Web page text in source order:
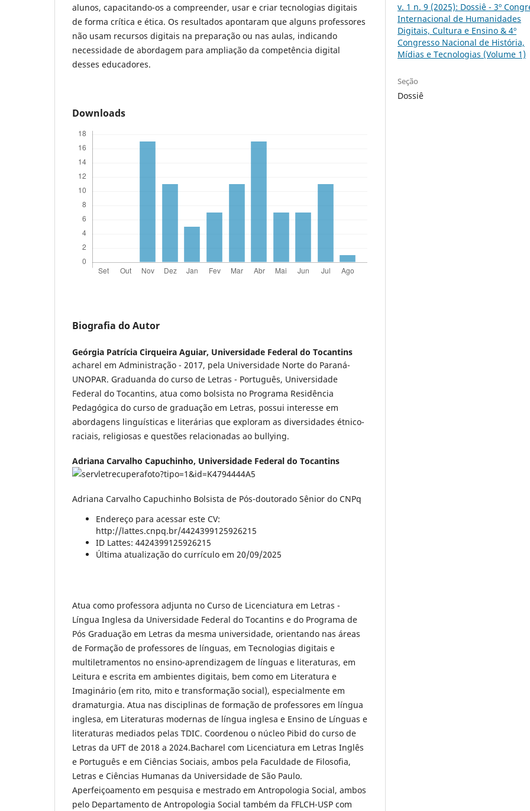
alunos, capacitando-os a compreender, usar e criar tecnologias digitais
de forma crítica e ética. Os resultados apontaram que alguns professores
não usam recursos digitais na preparação ou nas aulas, indicando
necessidade de abordagem para ampliação da competência digital
desses educadores.
Downloads
Biografia do Autor
Geórgia Patrícia Cirqueira Aguiar, Universidade Federal do Tocantins
acharel em Administração - 2017, pela Universidade Norte do Paraná-
UNOPAR. Graduanda do curso de Letras - Português, Universidade
Federal do Tocantins, atua como bolsista no Programa Residência
Pedagógica do curso de graduação em Letras, possui interesse em
abordagens linguísticas e literárias que exploram as diversidades étnico-
raciais, religiosas e questões relacionadas ao bullying.
Adriana Carvalho Capuchinho, Universidade Federal do Tocantins
Adriana Carvalho Capuchinho Bolsista de Pós-doutorado Sênior do CNPq
Endereço para acessar este CV:
http://lattes.cnpq.br/4424399125926215
ID Lattes: 4424399125926215
Última atualização do currículo em 20/09/2025
Atua como professora adjunta no Curso de Licenciatura em Letras -
Língua Inglesa da Universidade Federal do Tocantins e do Programa de
Pós Graduação em Letras da mesma universidade, orientando nas áreas
de Formação de professores de línguas, em Tecnologias digitais e
multiletramentos no ensino-aprendizagem de línguas e literaturas, em
Leitura e escrita em ambientes digitais, bem como em Literatura e
Imaginário (em rito, mito e transformação social), especialmente em
dramaturgia. Atua nas disciplinas de formação de professores em língua
inglesa, em Literaturas modernas de língua inglesa e Ensino de Línguas e
literaturas mediados pelas TDIC. Coordenou o núcleo Pibid do curso de
Letras da UFT de 2018 a 2024.Bacharel com Licenciatura em Letras Inglês
e Português e em Ciências Sociais, ambos pela Faculdade de Filosofia,
Letras e Ciências Humanas da Universidade de São Paulo.
Aperfeiçoamento em pesquisa e mestrado em Antropologia Social, ambos
pelo Departamento de Antropologia Social também da FFLCH-USP com
v. 1 n. 9 (2025): Dossiê - 3º
Internacional de Humanidades
Digitais, Cultura e Ensino & 4º
Congresso Nacional de História,
Mídias e Tecnologias (Volume 1)
Seção
Dossiê